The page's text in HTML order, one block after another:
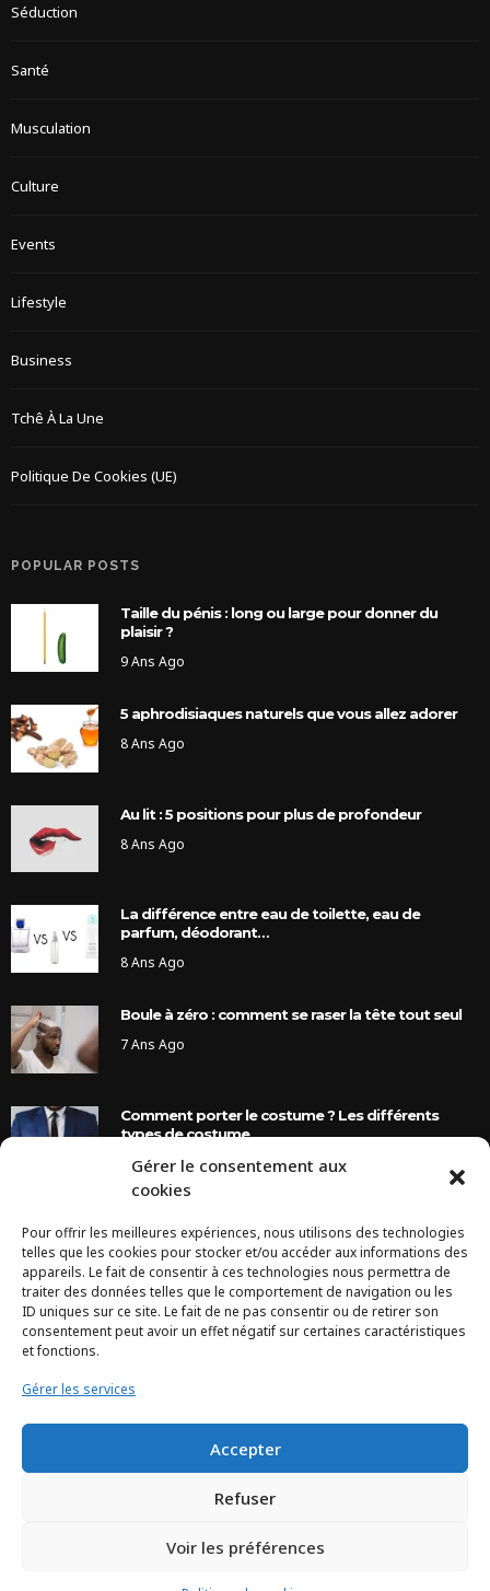
Gérer le consentement aux
cookies
Pour offrir les meilleures expériences, nous utilisons des technologies
telles que les cookies pour stocker et/ou accéder aux informations des
appareils. Le fait de consentir à ces technologies nous permettra de
traiter des données telles que le comportement de navigation ou les
ID uniques sur ce site. Le fait de ne pas consentir ou de retirer son
consentement peut avoir un effet négatif sur certaines caractéristiques
et fonctions.
Gérer les services
Accepter
Refuser
Voir les préférences
Séduction
Santé
Musculation
Culture
Events
Lifestyle
Business
Tchê À La Une
Politique De Cookies (UE)
POPULAR POSTS
Taille du pénis : long ou large pour donner du
plaisir ?
9 Ans Ago
5 aphrodisiaques naturels que vous allez adorer
8 Ans Ago
Au lit : 5 positions pour plus de profondeur
8 Ans Ago
La différence entre eau de toilette, eau de
parfum, déodorant…
8 Ans Ago
Boule à zéro : comment se raser la tête tout seul
7 Ans Ago
Comment porter le costume ? Les différents
types de costume
8 Ans Ago
INSTAGRAM
Configuration error or no pictures...